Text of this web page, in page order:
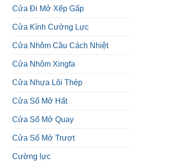
Cửa Đi Mở Xếp Gấp
Cửa Kính Cường Lực
Cửa Nhôm Cầu Cách Nhiệt
Cửa Nhôm Xingfa
Cửa Nhựa Lõi Thép
Cửa Sổ Mở Hất
Cửa Sổ Mở Quay
Cửa Sổ Mở Trượt
Cường lực